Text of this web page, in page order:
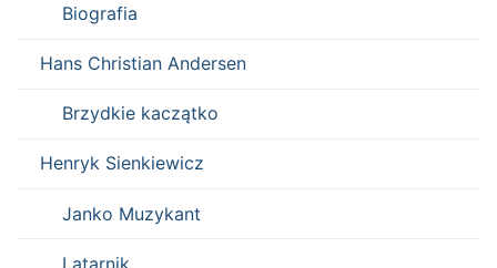
Biografia
Hans Christian Andersen
Brzydkie kaczątko
Henryk Sienkiewicz
Janko Muzykant
Latarnik